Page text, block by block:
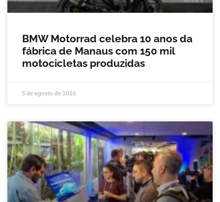
BMW Motorrad celebra 10 anos da
fábrica de Manaus com 150 mil
motocicletas produzidas
5 de agosto de 2026